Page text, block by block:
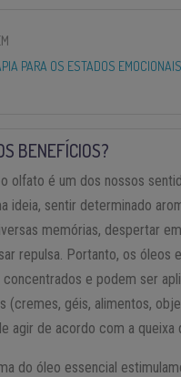
PARA OS ESTADOS
BENEFÍCIOS?
olfato é um dos nossos
ideia, sentir determinado
memórias, despertar
repulsa. Portanto, os óleos
e podem ser
(cremes, géis, alimentos,
agir de acordo com a queixa
do óleo essencial